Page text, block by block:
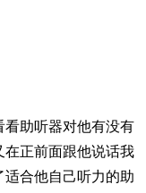
看助听器对他有没有
在正前面跟他说话我
合他自己听力的助